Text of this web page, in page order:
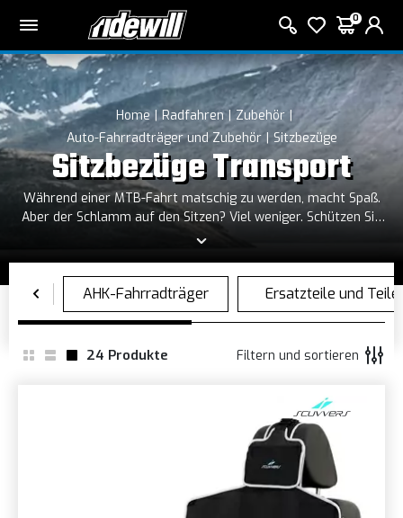
0
Home Radfahren
Zubehör
Auto-Fahrradträger und Zubehör
Sitzbezüge
Sitzbezüge Transport
Während einer MTB-Fahrt matschig zu werden, macht Spaß.
Aber der Schlamm auf den Sitzen? Viel weniger. Schützen Sie
Ihre Maschine mit unserer Auswahl an Sitzbezügen vor
noch um die Reinigung Ihres Fahrrads kümmern!
24 Produkte Filtern und sortieren